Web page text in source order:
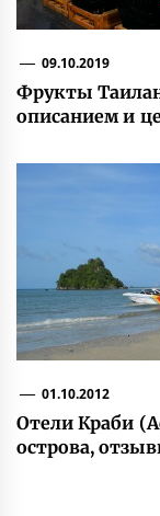
09.10.2019
Фрукты
описанием и
01.10.2012
Отели Краби
острова,